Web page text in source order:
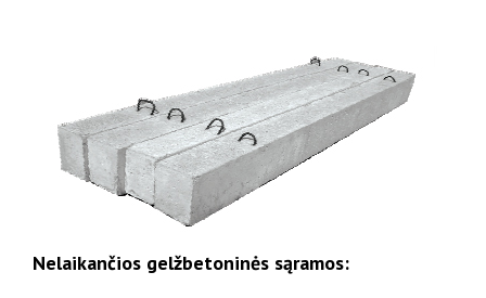
Nelaikančios gelžbetoninės sąramos: